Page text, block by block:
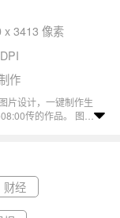
x 3413 像素
作
片设计，一键制作生
海报相关的专题财
财经